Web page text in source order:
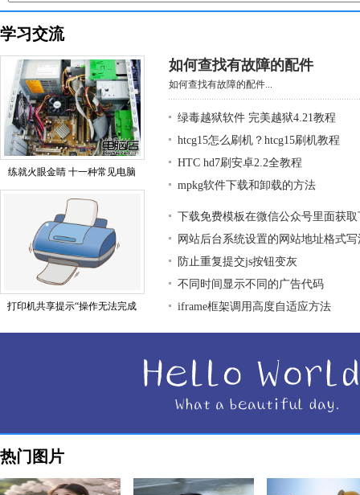
学习交流
练就火眼金睛 十一种常见电脑
打印机共享提示“操作无法完成
如何查找有故障的配件
如何查找有故障的配件...
绿毒越狱软件 完美越狱4.21教程
htcg15怎么刷机？htcg15刷机教程
HTC hd7刷安卓2.2全教程
mpkg软件下载和卸载的方法
下载免费模板在微信公众号里面获
网站后台系统设置的网站地址格式写
防止重复提交js按钮变灰
不同时间显示不同的广告代码
iframe框架调用高度自适应方法
热门图片